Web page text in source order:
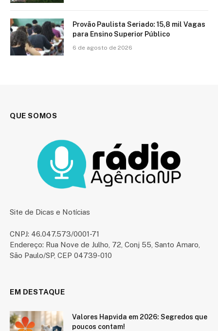
Provão Paulista Seriado: 15,8 mil Vagas
para Ensino Superior Público
6 de agosto de 2026
QUE SOMOS
Site de Dicas e Notícias
CNPJ: 46.047.573/0001-71
Endereço: Rua Nove de Julho, 72, Conj 55, Santo Amaro,
São Paulo/SP, CEP 04739-010
EM DESTAQUE
Valores Hapvida em 2026: Segredos que
poucos contam!